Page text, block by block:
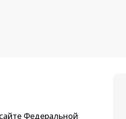
Федеральной